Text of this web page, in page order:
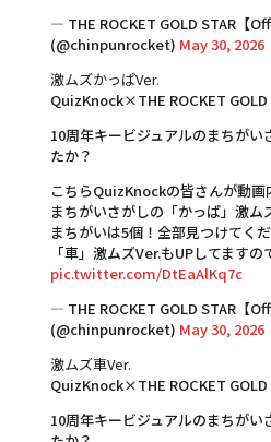
— THE ROCKET GOLD STAR【
(@chinpunrocket) May 30, 2026
激ムズかっぱVer.
QuizKnock×THE ROCKET GOLD
10周年キービジュアルのまちがい
たか？
こちらQuizKnockの皆さんが動画
まちがいさがしの「かっぱ」激ム
まちがいは5個！全部見つけてく
「車」激ムズVer.もUPしてます
pic.twitter.com/DtEaAlKq7c
— THE ROCKET GOLD STAR【
(@chinpunrocket) May 30, 2026
激ムズ車Ver.
QuizKnock×THE ROCKET GOLD
10周年キービジュアルのまちがい